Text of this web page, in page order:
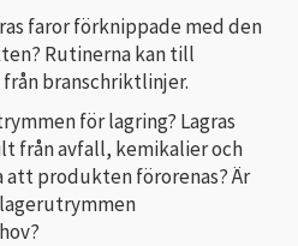
faror förknippade med den
Rutinerna kan till
branschriktlinjer.
för lagring? Lagras
från avfall, kemikalier och
att produkten förorenas? Är